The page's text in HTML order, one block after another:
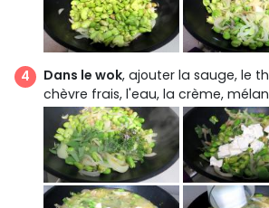
Dans le wok, ajouter la sauge, le
chèvre frais, l'eau, la crème,